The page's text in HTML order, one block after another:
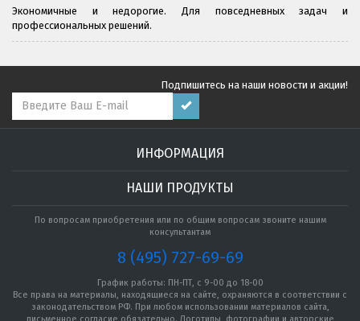
Экономичные и недорогие. Для повседневных задач и
профессиональных решений.
Подпишитесь на наши новости и акции!
ИНФОРМАЦИЯ
НАШИ ПРОДУКТЫ
По вопросам приобретения или по общим вопросам звоните нашим
консультантам
8 (495) 727-69-69
График работы: ПН-ПТ, с 9-00 до 18-00
Все права на материалы, находящиеся на сайте, охраняются в соответствии с
законодательством РФ. При любом использовании материалов сайта,
письменное согласие обязательно. Логотипы, фотографии и авторские